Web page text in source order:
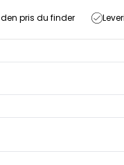
pris du finder